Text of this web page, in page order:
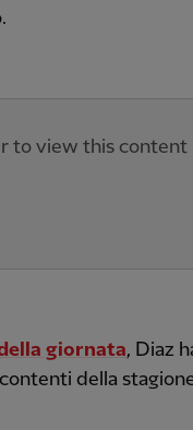
to view this content
giornata, Diaz
della